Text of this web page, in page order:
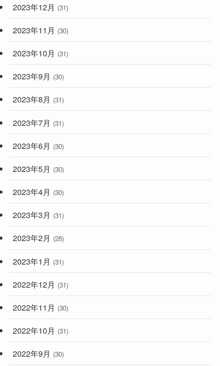
2023年12月 (31)
2023年11月 (30)
2023年10月 (31)
2023年9月 (30)
2023年8月 (31)
2023年7月 (31)
2023年6月 (30)
2023年5月 (30)
2023年4月 (30)
2023年3月 (31)
2023年2月 (28)
2023年1月 (31)
2022年12月 (31)
2022年11月 (30)
2022年10月 (31)
2022年9月 (30)